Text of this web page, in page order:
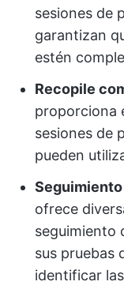
sesiones de
garantizan
estén
Recopile
proporciona
sesiones de
pueden
ofrece
seguimiento
sus pruebas
identificar